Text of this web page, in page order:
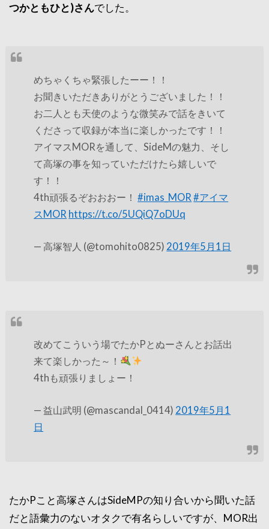
つかともひと)さんでした。
めちゃくちゃ緊張したーー！！
お聞きいただきありがとうございました！！
お二人とも天使のような微笑みで話をきいて
くださって収録が本当に楽しかったです！！
アイマスMORを通して、SideMの魅力、そし
て高塚の事を知っていただけたら嬉しいで
す！！
4th頑張るぞおおおー！#imas_MOR #アイマ
スMOR https://t.co/5UQiQ7oDUq
— 高塚智人 (@tomohito0825) 2019年5月1日
改めてこういう場でたかPとぬーさんとお話出
来て楽しかった～！
4thも頑張りましょー！
— 益山武明 (@mascandal_0414) 2019年5月1
日
たかPこと高塚さんはSideMPの知り合いから聞いた話
だと語彙力のないオタクで有名らしいですが、MOR出